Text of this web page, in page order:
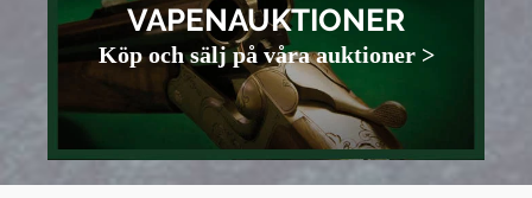
VAPENAUKTIONER
Köp och sälj på våra auktioner >